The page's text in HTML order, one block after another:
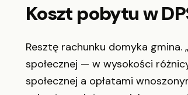
Koszt pobytu w
Resztę rachunku domyka
społecznej — w wysokości
społecznej a opłatami